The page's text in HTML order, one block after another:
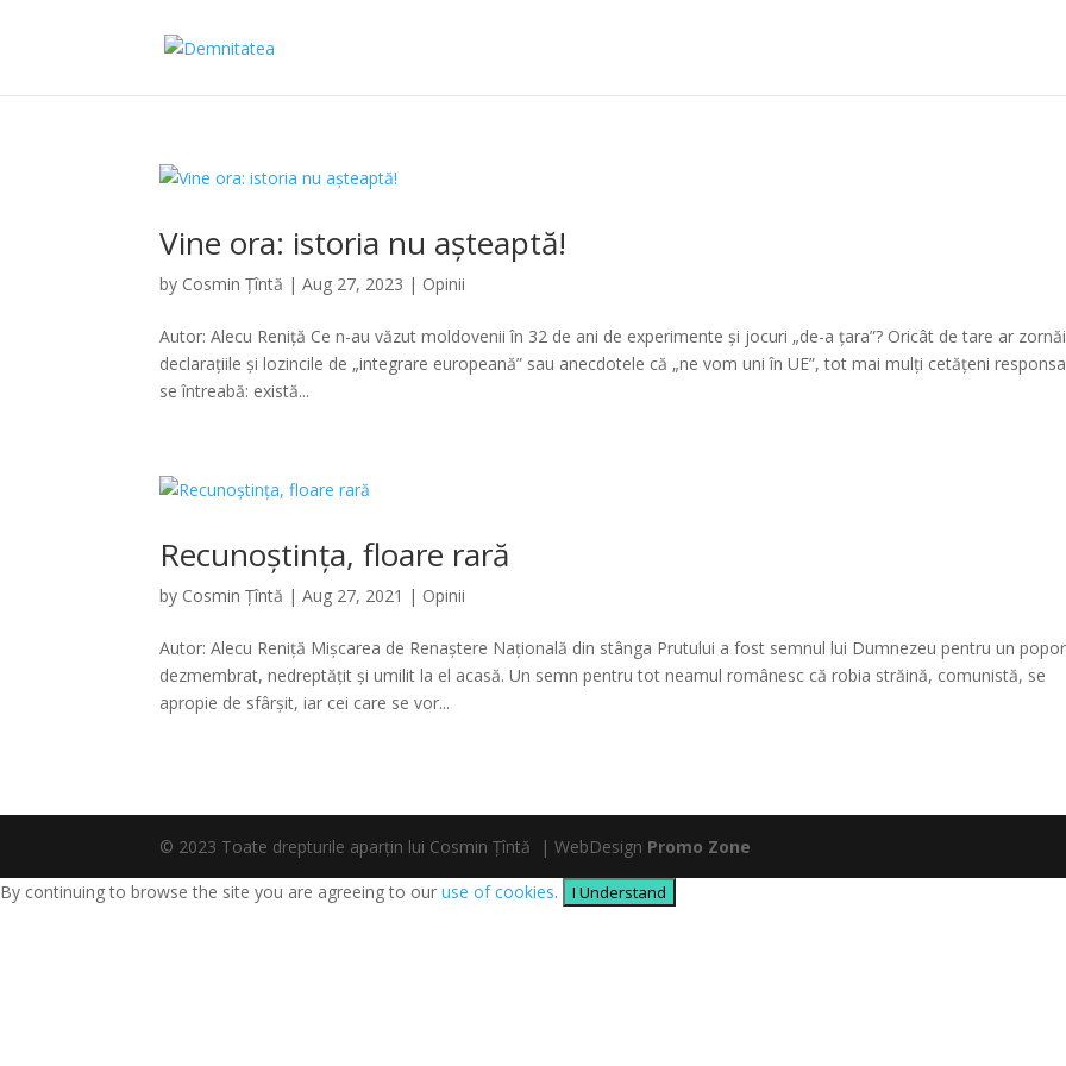
Vine ora: istoria nu așteaptă!
by Cosmin Țîntă |Aug 27, 2023 | Opinii
Autor: Alecu Reniță Ce n-au văzut moldovenii în 32 de ani de experimente și jocuri „de-a țara”? Oricât de tare ar zornăi
declarațiile și lozincile de „integrare europeană” sau anecdotele că „ne vom uni în UE”, tot mai mulți cetățeni
se întreabă: există...
Recunoștința, floare rară
by Cosmin Țîntă |Aug 27, 2021 | Opinii
Autor: Alecu Reniță Mișcarea de Renaștere Națională din stânga Prutului a fost semnul lui Dumnezeu pentru un popor
dezmembrat, nedreptățit și umilit la el acasă. Un semn pentru tot neamul românesc că robia străină, comunistă, se
apropie de sfârșit, iar cei care se vor...
© 2023 Toate drepturile aparțin lui Cosmin Țîntă | WebDesign Promo Zone
By continuing to browse the site you are agreeing to our use of cookies. I Understand